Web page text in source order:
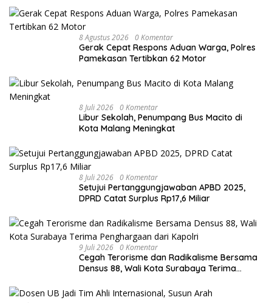
8 Agustus 2026 0 Komentar
Gerak Cepat Respons Aduan Warga, Polres
Pamekasan Tertibkan 62 Motor
8 Juli 2026 0 Komentar
Libur Sekolah, Penumpang Bus Macito di
Kota Malang Meningkat
8 Juli 2026 0 Komentar
Setujui Pertanggungjawaban APBD 2025,
DPRD Catat Surplus Rp17,6 Miliar
9 Juli 2026 0 Komentar
Cegah Terorisme dan Radikalisme Bersama
Densus 88, Wali Kota Surabaya Terima